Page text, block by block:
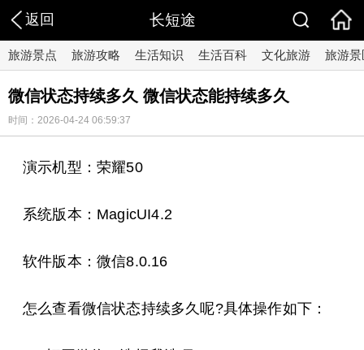
返回 长短途
旅游景点 旅游攻略 生活知识 生活百科 文化旅游 旅游景
微信状态持续多久 微信状态能持续多久
时间：2026-04-24 06:59:37
演示机型：荣耀50
系统版本：MagicUI4.2
软件版本：微信8.0.16
怎么查看微信状态持续多久呢?具体操作如下：